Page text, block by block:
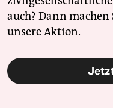
auch? Dann
unsere Aktion.